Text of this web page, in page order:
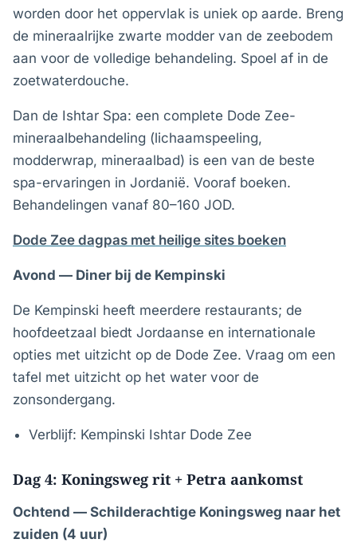
worden door het oppervlak is uniek op aarde. Breng
de mineraalrijke zwarte modder van de zeebodem
aan voor de volledige behandeling. Spoel af in de
zoetwaterdouche.
Dan de Ishtar Spa: een complete Dode Zee-
mineraalbehandeling (lichaamspeeling,
modderwrap, mineraalbad) is een van de beste
spa-ervaringen in Jordanië. Vooraf boeken.
Behandelingen vanaf 80–160 JOD.
Dode Zee dagpas met heilige sites boeken
Avond — Diner bij de Kempinski
De Kempinski heeft meerdere restaurants; de
hoofdeetzaal biedt Jordaanse en internationale
opties met uitzicht op de Dode Zee. Vraag om een
tafel met uitzicht op het water voor de
zonsondergang.
Verblijf: Kempinski Ishtar Dode Zee
Dag 4: Koningsweg rit + Petra aankomst
Ochtend — Schilderachtige Koningsweg naar het
zuiden (4 uur)